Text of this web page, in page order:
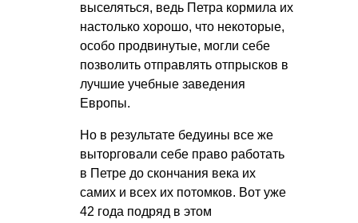
выселяться, ведь Петра кормила их
настолько хорошо, что некоторые,
особо продвинутые, могли себе
позволить отправлять отпрысков в
лучшие учебные заведения
Европы.
Но в результате бедуины все же
выторговали себе право работать
в Петре до скончания века их
самих и всех их потомков. Вот уже
42 года подряд в этом